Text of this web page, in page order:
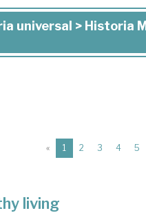
universal > Historia
« 1 (current)
2 3 4 5
living